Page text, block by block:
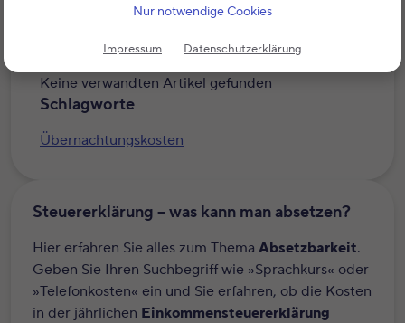
Nur notwendige Cookies
Impressum Datenschutzerklärung
Verwandte Artikel
Keine verwandten Artikel gefunden
Schlagworte
Übernachtungskosten
Steuererklärung – was kann man absetzen?
Hier erfahren Sie alles zum Thema Absetzbarkeit.
Geben Sie Ihren Suchbegriff wie »Sprachkurs« oder
»Telefonkosten« ein und Sie erfahren, ob die Kosten
in der jährlichen Einkommensteuererklärung